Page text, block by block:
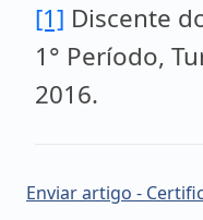
[1] Discente
1° Período,
2016.
Enviar artigo -